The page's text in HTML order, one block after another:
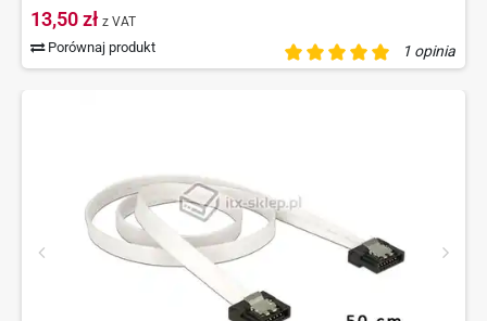
1 opinia
13,50 zł z VAT
Porównaj produkt